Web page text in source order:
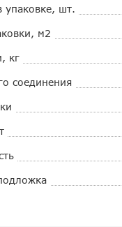
упаковке, шт.
м2
кг
соединения